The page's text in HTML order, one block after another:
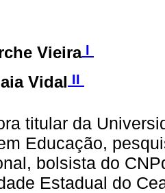
Vieira I
Vidal II
titular da
Educação,
bolsista do
Estadual do